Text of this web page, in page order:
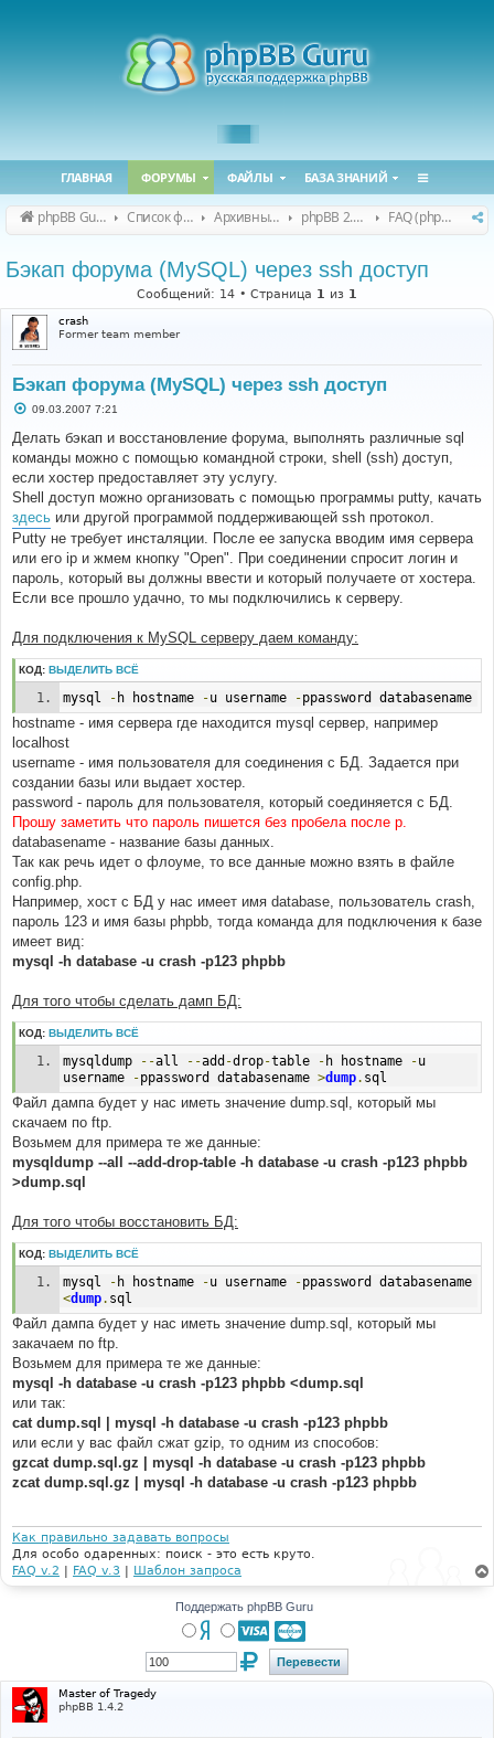
ГЛАВНАЯ ФОРУМЫ ФАЙЛЫ БАЗА ЗНАНИЙ
phpBB Guru Список форумов Архивные форумы phpBB 2.0.x (архив) FAQ (phpBB 2.0.x)
Бэкап форума (MySQL) через ssh доступ
Сообщений: 14 • Страница 1 из 1
crash
Former team member
Бэкап форума (MySQL) через ssh доступ
С
о
б
щ
е
н
и
е
09.03.2007 7:21
Делать бэкап и восстановление форума, выполнять различные sql
команды можно с помощью командной строки, shell (ssh) доступ,
если хостер предоставляет эту услугу.
Shell доступ можно организовать с помощью программы putty, качать
здесь или другой программой поддерживающей ssh протокол.
Putty не требует инсталяции. После ее запуска вводим имя сервера
или его ip и жмем кнопку "Open". При соединении спросит логин и
пароль, который вы должны ввести и который получаете от хостера.
Если все прошло удачно, то мы подключились к серверу.
Для подключения к MySQL серверу даем команду:
КОД: ВЫДЕЛИТЬ ВСЁ
mysql - h hostname -u username -ppassword databasename
hostname - имя сервера где находится mysql сервер, например
localhost
username - имя пользователя для соединения с БД. Задается при
создании базы или выдает хостер.
password - пароль для пользователя, который соединяется с БД.
Прошу заметить что пароль пишется без пробела после р.
databasename - название базы данных.
Так как речь идет о флоуме, то все данные можно взять в файле
config.php.
Например, хост с БД у нас имеет имя database, пользователь crash,
пароль 123 и имя базы phpbb, тогда команда для подключения к базе
имеет вид:
mysql -h database -u crash -p123 phpbb
Для того чтобы сделать дамп БД:
КОД: ВЫДЕЛИТЬ ВСЁ
mysqldump --all --add -drop-table - h hostname -u
username
-ppassword databasename >dump. sql
Файл дампа будет у нас иметь значение dump.sql, который мы
скачаем по ftp.
Возьмем для примера те же данные:
mysqldump --all --add-drop-table -h database -u crash -p123 phpbb
>dump.sql
Для того чтобы восстановить БД:
КОД: ВЫДЕЛИТЬ ВСЁ
mysql - h hostname -u username -
<dump. sql
Файл дампа будет у нас иметь значение dump.sql, который мы
закачаем по ftp.
Возьмем для примера те же данные:
mysql -h database -u crash -p123 phpbb <dump.sql
или так:
cat dump.sql | mysql -h database -u crash -p123 phpbb
или если у вас файл сжат gzip, то одним из способов:
gzcat dump.sql.gz | mysql -h database -u crash -p123 phpbb
zcat dump.sql.gz | mysql -h database -u crash -p123 phpbb
Как правильно задавать вопросы
Для особо одаренных: поиск - это есть круто.
FAQ v.2 | FAQ v.3 | Шаблон запроса
Поддержать phpBB Guru
Master of Tragedy
phpBB 1.4.2